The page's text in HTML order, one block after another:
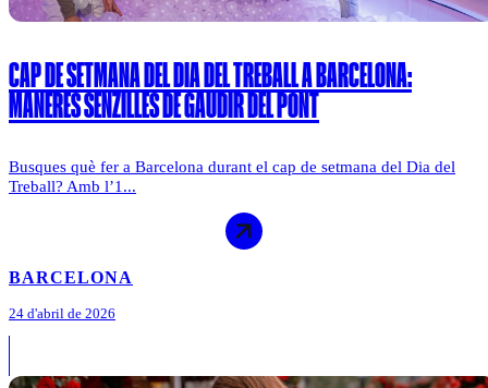
CAP DE SETMANA DEL DIA DEL TREBALL A BARCELONA:
MANERES SENZILLES DE GAUDIR DEL PONT
Busques què fer a Barcelona durant el cap de setmana del Dia del
Treball? Amb l’1...
BARCELONA
24 d'abril de 2026